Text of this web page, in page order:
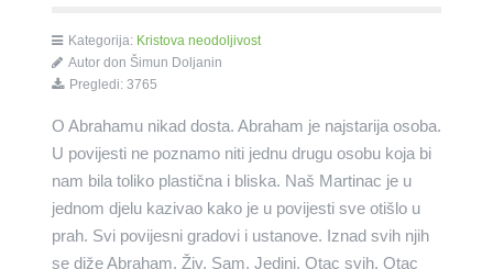
Kategorija: Kristova neodoljivost
Autor don Šimun Doljanin
Pregledi: 3765
O Abrahamu nikad dosta. Abraham je najstarija osoba.
U povijesti ne poznamo niti jednu drugu osobu koja bi
nam bila toliko plastična i bliska. Naš Martinac je u
jednom djelu kazivao kako je u povijesti sve otišlo u
prah. Svi povijesni gradovi i ustanove. Iznad svih njih
se diže Abraham. Živ. Sam. Jedini. Otac svih. Otac